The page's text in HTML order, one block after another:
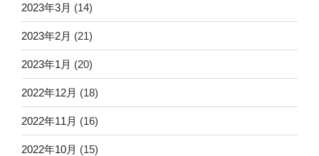
2023年3月 (14)
2023年2月 (21)
2023年1月 (20)
2022年12月 (18)
2022年11月 (16)
2022年10月 (15)